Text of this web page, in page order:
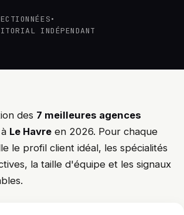
•
INDÉPENDANT
des 7 meilleures agences
à Le Havre en 2026. Pour chaque
le profil client idéal, les spécialités
la taille d'équipe et les signaux